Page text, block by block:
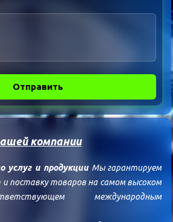
Отправить
компании
услуг и продукции Мы гарантируем
поставку товаров на самом высоком
международным